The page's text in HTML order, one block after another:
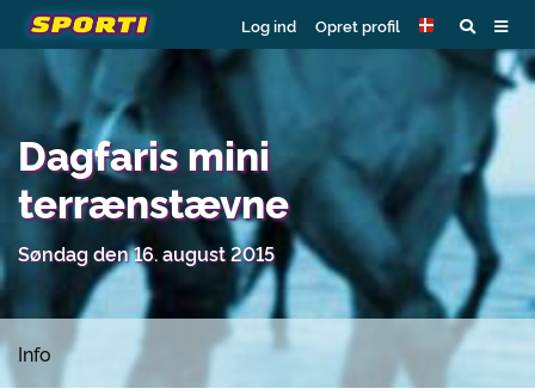
Log ind Opret profil
Dagfaris mini
terrænstævne
Søndag den 16. august 2015
Info